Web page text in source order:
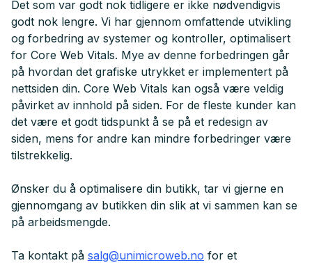
Det som var godt nok tidligere er ikke nødvendigvis
godt nok lengre. Vi har gjennom omfattende utvikling
og forbedring av systemer og kontroller, optimalisert
for Core Web Vitals. Mye av denne forbedringen går
på hvordan det grafiske utrykket er implementert på
nettsiden din. Core Web Vitals kan også være veldig
påvirket av innhold på siden. For de fleste kunder kan
det være et godt tidspunkt å se på et redesign av
siden, mens for andre kan mindre forbedringer være
tilstrekkelig.
Ønsker du å optimalisere din butikk, tar vi gjerne en
gjennomgang av butikken din slik at vi sammen kan se
på arbeidsmengde.
Ta kontakt på salg@unimicroweb.no for et